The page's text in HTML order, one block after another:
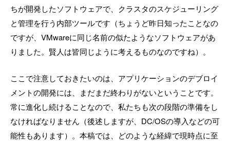
ちが開発したソフトウェアで、クラスタのスケジューリング
と管理を行う内部ツールです（ちょうど昨日知ったことなの
ですが、VMwareに同じ名前の似たようなソフトウェアがあ
りました。賢人は皆同じように考えるものなのですね）。
ここで注意しておきたいのは、アプリケーションのデブロイ
メントの開発には、まだまだ終わりがないということです。
常に進化し続けることなので、私たちも次の段階の準備をし
なければなりません（後述しますが、DC/OSの導入などの可
能性もあります）。本稿では、どのような経緯で現時点に至